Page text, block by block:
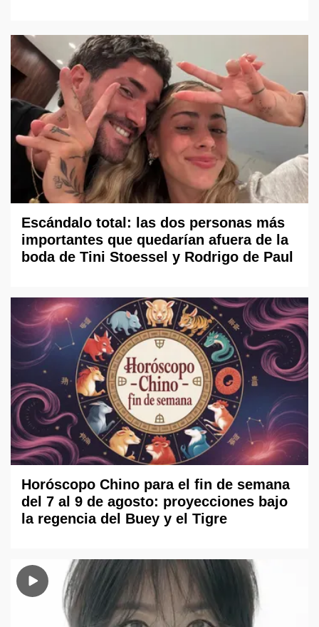
Escándalo total: las dos personas más
importantes que quedarían afuera de la
boda de Tini Stoessel y Rodrigo de Paul
Horóscopo Chino para el fin de semana
del 7 al 9 de agosto: proyecciones bajo
la regencia del Buey y el Tigre